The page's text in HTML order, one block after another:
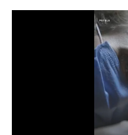
Mix